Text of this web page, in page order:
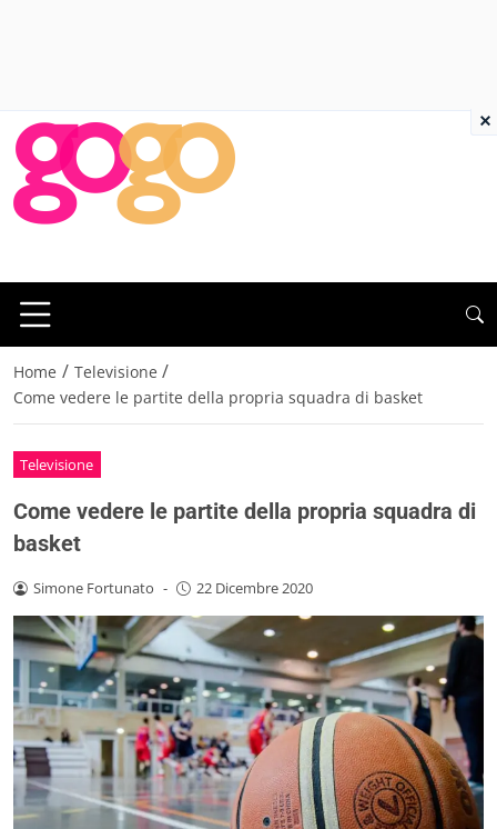
Home / Televisione /
Come vedere le partite della propria squadra di basket
Televisione
Come vedere le partite della propria squadra di
basket
Simone Fortunato - 22 Dicembre 2020
×